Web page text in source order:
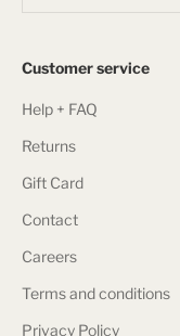
Customer service
Help + FAQ
Returns
Gift Card
Contact
Careers
Terms and conditions
Privacy Policy